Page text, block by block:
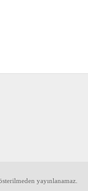
yayınlanamaz.